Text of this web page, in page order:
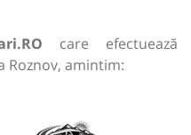
care efectuează
Roznov, amintim: